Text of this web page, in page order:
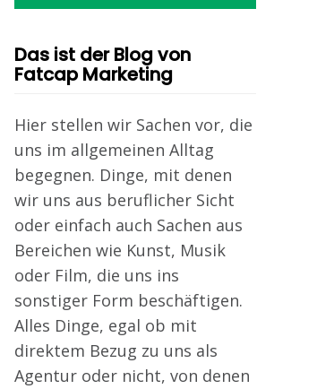
Das ist der Blog von
Fatcap Marketing
Hier stellen wir Sachen vor, die
uns im allgemeinen Alltag
begegnen. Dinge, mit denen
wir uns aus beruflicher Sicht
oder einfach auch Sachen aus
Bereichen wie Kunst, Musik
oder Film, die uns ins
sonstiger Form beschäftigen.
Alles Dinge, egal ob mit
direktem Bezug zu uns als
Agentur oder nicht, von denen